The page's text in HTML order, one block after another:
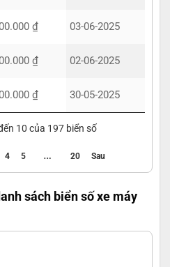
₫ 03-06-2025
₫ 02-06-2025
₫ 30-05-2025
10 của 197 biển số
4 5 … 20 Sau
sách biển số xe máy